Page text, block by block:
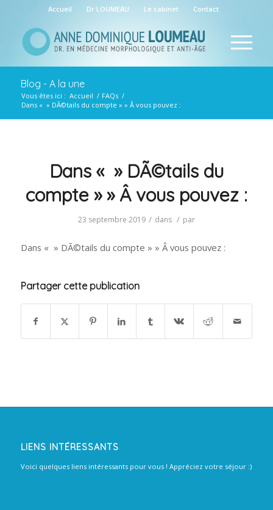
Accueil Dr LOUMEAU Le cabinet Contact
Blog - A la une
Vous êtes ici : Accueil / FAQs /
Dans « » DÃ©tails du compte » » Â vous pouvez :
Dans « » DÃ©tails du
compte » » Â vous pouvez :
23 septembre 2019 / dans / par
Dans « » DÃ©tails du compte » » Â vous pouvez :
Partager cette publication
LIENS INTÉRESSANTS
Voici quelques liens intéressants pour vous ! Appréciez votre séjour :)